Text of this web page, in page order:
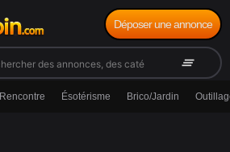
clear_all
Déposer une annonce
Rencontre Ésotérisme Brico/Jardin